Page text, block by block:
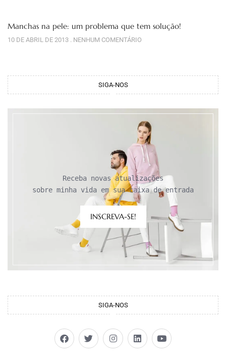
Manchas na pele: um problema que tem solução!
10 DE ABRIL DE 2013 NENHUM COMENTÁRIO
SIGA-NOS
Receba novas atualizações
sobre minha vida em sua caixa de entrada
INSCREVA-SE!
SIGA-NOS